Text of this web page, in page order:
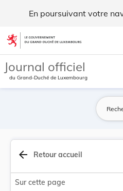
En poursuivant votre
Aller au contenu
Journal officiel
du Grand-Duché de Luxembourg
arrow_back Retour accueil
Sur cette page